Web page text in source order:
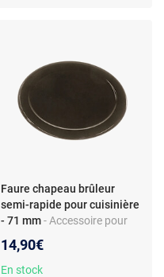
Faure chapeau brûleur
semi-rapide pour cuisinière
- 71 mm - Accessoire pour
brûleur semi-rapide -
Compatible modèles Faure -
14,90€
En stock